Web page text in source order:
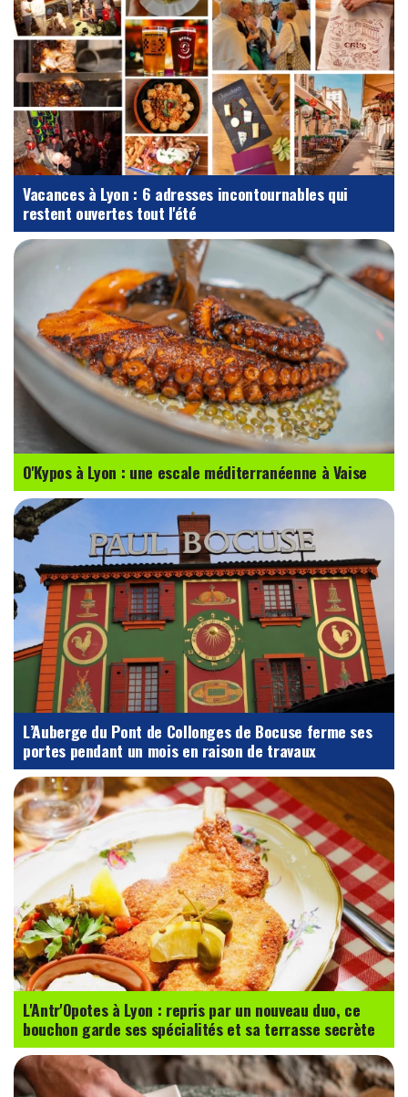
Vacances à Lyon : 6 adresses incontournables qui
restent ouvertes tout l'été
O'Kypos à Lyon : une escale méditerranéenne à Vaise
L’Auberge du Pont de Collonges de Bocuse ferme ses
portes pendant un mois en raison de travaux
L'Antr'Opotes à Lyon : repris par un nouveau duo, ce
bouchon garde ses spécialités et sa terrasse secrète